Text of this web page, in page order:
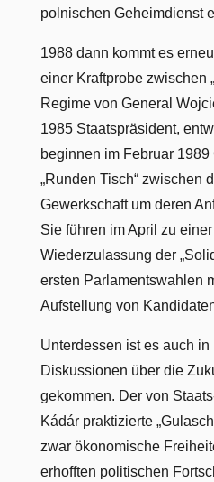
polnischen Geheimdienst
1988 dann kommt es
einer Kraftprobe zwischen
Regime von General
1985 Staatspräsident,
beginnen im Februar 1989
„Runden Tisch“ zwischen
Gewerkschaft um deren
Sie führen im April zu
Wiederzulassung der
ersten Parlamentswahlen
Aufstellung von
Unterdessen ist es auch in
Diskussionen über die
gekommen. Der von
Kádár praktizierte
zwar ökonomische
erhofften politischen